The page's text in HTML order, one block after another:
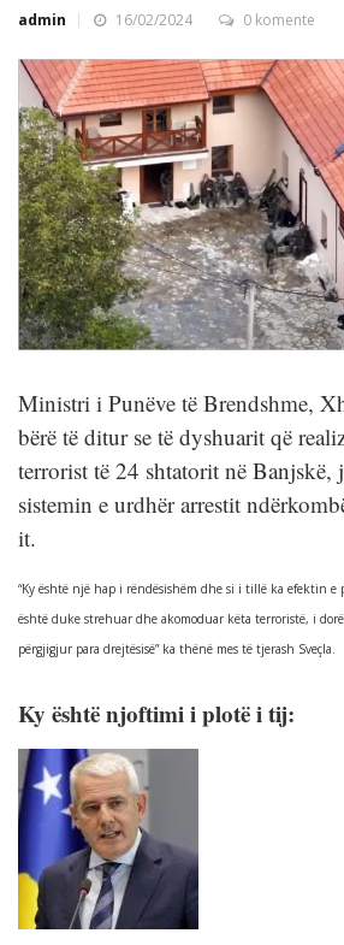
admin 16/02/2024 0 komente
Ministri i Punëve të Brendshme,
bërë të ditur se të dyshuarit që
terrorist të 24 shtatorit në Banjskë,
sistemin e urdhër arrestit
it.
“Ky është një hap i rëndësishëm dhe si i tillë ka efektin e
është duke strehuar dhe akomoduar këta terroristë, i
përgjigjur para drejtësisë” ka thënë mes të tjerash Sveçla.
Ky është njoftimi i plotë i tij: